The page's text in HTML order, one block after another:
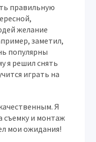
правильную
желание
заметил,
популярны
я решил снять
играть на
Я
съемку и монтаж
мои ожидания!